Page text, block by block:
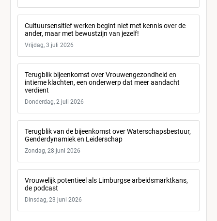
Cultuursensitief werken begint niet met kennis over de
ander, maar met bewustzijn van jezelf!
Vrijdag, 3 juli 2026
Terugblik bijeenkomst over Vrouwengezondheid en
intieme klachten, een onderwerp dat meer aandacht
verdient
Donderdag, 2 juli 2026
Terugblik van de bijeenkomst over Waterschapsbestuur,
Genderdynamiek en Leiderschap
Zondag, 28 juni 2026
Vrouwelijk potentieel als Limburgse arbeidsmarktkans,
de podcast
Dinsdag, 23 juni 2026